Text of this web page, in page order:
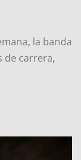
la banda
de carrera,